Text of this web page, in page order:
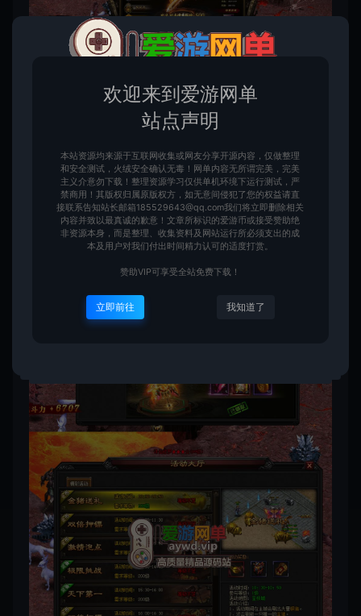
欢迎来到爱游网单
站点声明
本站资源均来源于互联网收集或网友分享开源内容，仅做整理
和安全测试，火绒安全确认无毒！网单内容无所谓完美，完美
主义介意勿下载！整理资源学习仅供单机环境下运行测试，严
禁商用！其版权归属原版权方，如无意间侵犯了您的权益请直
接联系告知站长邮箱185529643@qq.com我们将立即删除相关
内容并致以最真诚的歉意！文章所标识的爱游币或接受赞助绝
非资源本身，而是整理、收集资料及网站运行所必须支出的成
本及用户对我们付出时间精力认可的适度打赏。
赞助VIP可享受全站免费下载！
立即前往 我知道了